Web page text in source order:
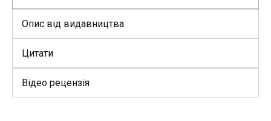
Опис від видавництва
Цитати
Відео рецензія